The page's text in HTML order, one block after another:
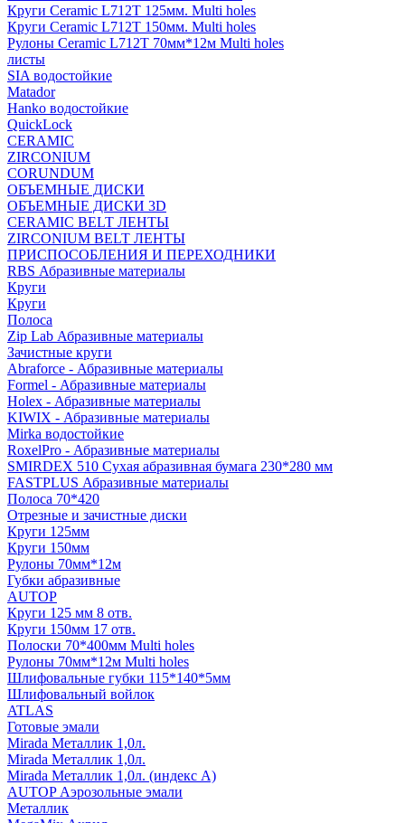
Круги Ceramic L712T 125мм. Multi holes
Круги Ceramic L712T 150мм. Multi holes
Рулоны Ceramic L712T 70мм*12м Multi holes
листы
SIA водостойкие
Matador
Hanko водостойкие
QuickLock
CERAMIC
ZIRCONIUM
СORUNDUM
ОБЪЕМНЫЕ ДИСКИ
ОБЪЕМНЫЕ ДИСКИ 3D
CERAMIC BELT ЛЕНТЫ
ZIRCONIUM BELT ЛЕНТЫ
ПРИСПОСОБЛЕНИЯ И ПЕРЕХОДНИКИ
RBS Абразивные материалы
Круги
Круги
Полоса
Zip Lab Абразивные материалы
Зачистные круги
Abraforce - Абразивные материалы
Formel - Абразивные материалы
Holex - Абразивные материалы
KIWIX - Абразивные материалы
Mirka водостойкие
RoxelPro - Абразивные материалы
SMIRDEX 510 Сухая абразивная бумага 230*280 мм
FASTPLUS Абразивные материалы
Полоса 70*420
Отрезные и зачистные диски
Круги 125мм
Круги 150мм
Рулоны 70мм*12м
Губки абразивные
AUTOP
Круги 125 мм 8 отв.
Круги 150мм 17 отв.
Полоски 70*400мм Multi holes
Рулоны 70мм*12м Multi holes
Шлифовальные губки 115*140*5мм
Шлифовальный войлок
ATLAS
Готовые эмали
Mirada Металлик 1,0л.
Mirada Металлик 1,0л.
Mirada Металлик 1,0л. (индекс А)
AUTOP Аэрозольные эмали
Металлик